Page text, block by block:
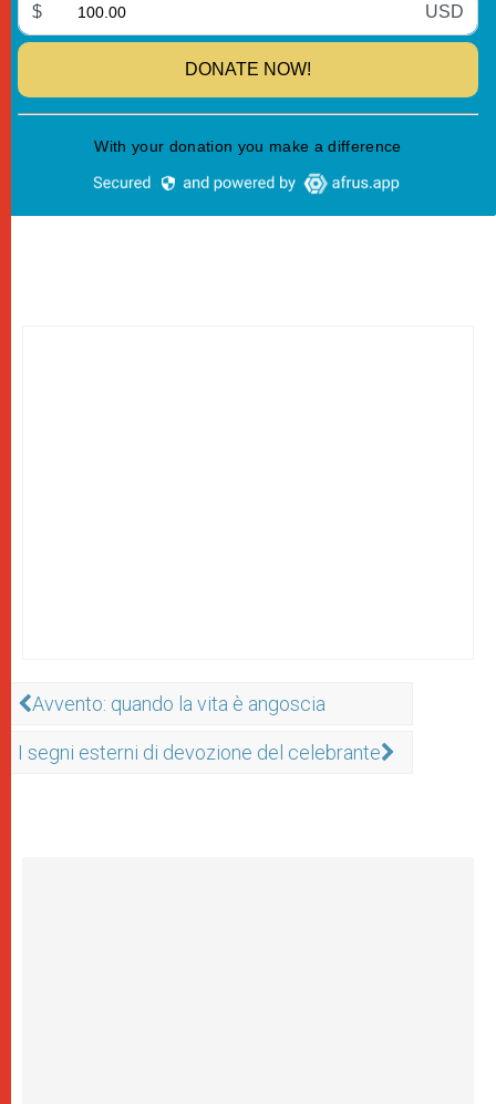
Avvento: quando la vita è angoscia
I segni esterni di devozione del celebrante